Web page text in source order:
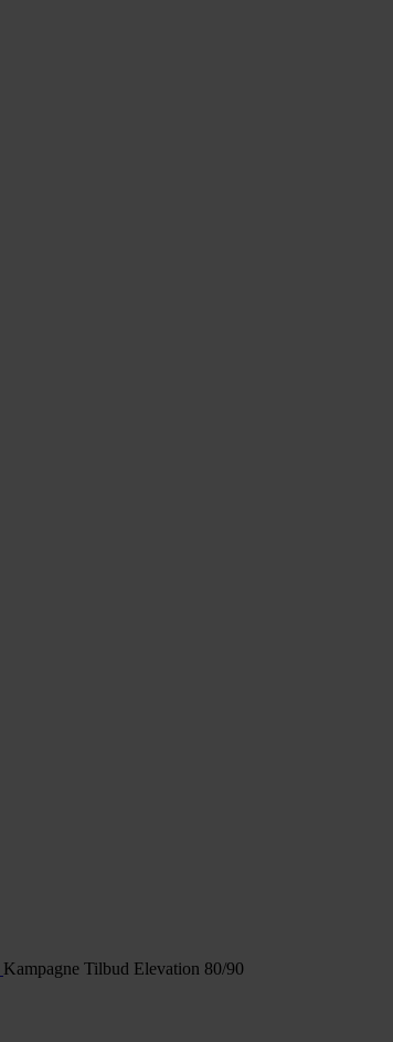
Kampagne Tilbud Elevation 80/90